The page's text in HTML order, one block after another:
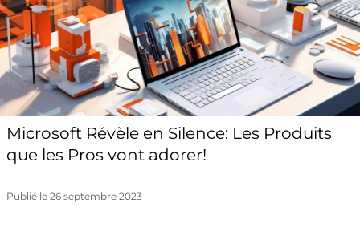
Microsoft Révèle en Silence: Les Produits
que les Pros vont adorer!
Publié le 26 septembre 2023